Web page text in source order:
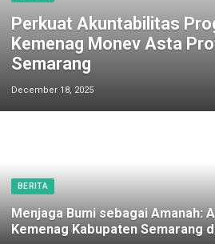
Perkuat Akuntabilitas
Kemenag Monev Asta
Semarang
December 18, 2025
BERITA
Menjaga Bumi sebagai Amanah:
Kemenag Kabupaten Semarang